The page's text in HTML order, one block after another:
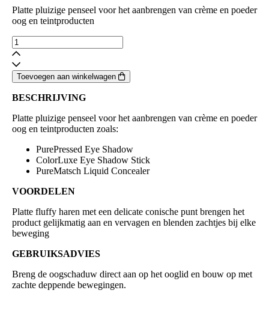
Platte pluizige penseel voor het aanbrengen van crème en poeder
oog en teintproducten
Jane
Iredale
-
Fluffy
Eye
Brush
Toevoegen aan winkelwagen
BESCHRIJVING
Platte pluizige penseel voor het aanbrengen van crème en poeder
oog en teintproducten zoals:
PurePressed Eye Shadow
ColorLuxe Eye Shadow Stick
PureMatsch Liquid Concealer
VOORDELEN
Platte fluffy haren met een delicate conische punt brengen het
product gelijkmatig aan en vervagen en blenden zachtjes bij elke
beweging
GEBRUIKSADVIES
Breng de oogschaduw direct aan op het ooglid en bouw op met
zachte deppende bewegingen.